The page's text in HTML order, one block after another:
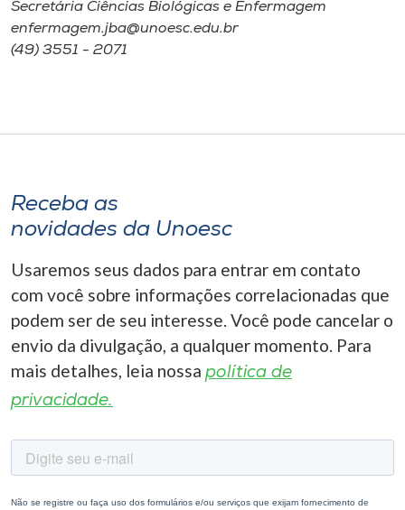
Secretária Ciências Biológicas e Enfermagem
enfermagem.jba@unoesc.edu.br
(49) 3551 - 2071
Receba as
novidades da Unoesc
Usaremos seus dados para entrar em contato
com você sobre informações correlacionadas que
podem ser de seu interesse. Você pode cancelar o
envio da divulgação, a qualquer momento. Para
mais detalhes, leia nossa política de
privacidade.